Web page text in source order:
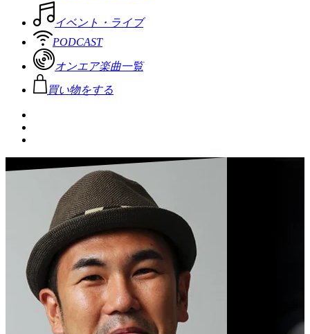
イベント・ライブ
PODCAST
オンエア楽曲一覧
買い物をする